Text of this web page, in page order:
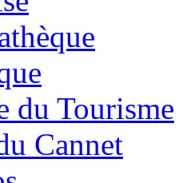
du Tourisme
Cannet